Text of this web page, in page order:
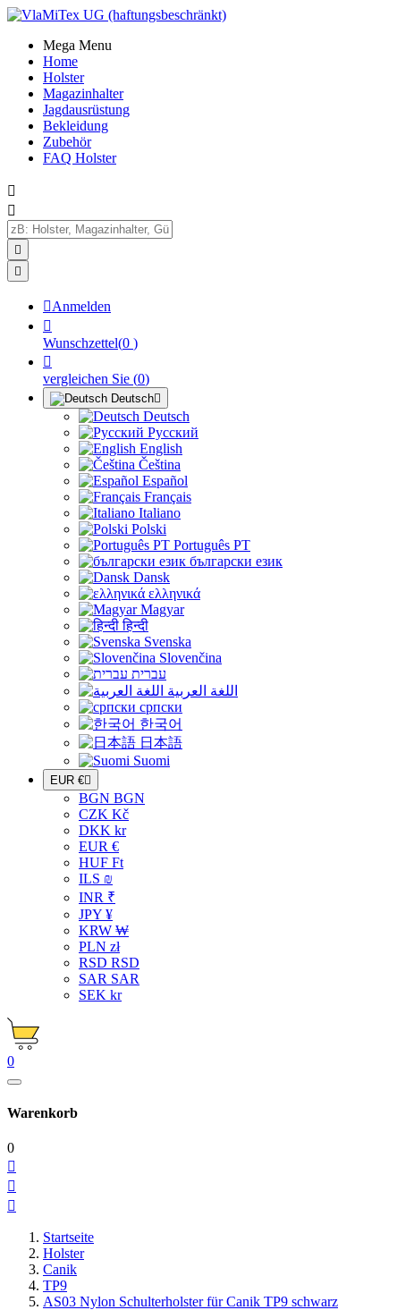
Mega Menu
Home
Holster
Magazinhalter
Jagdausrüstung
Bekleidung
Zubehör
FAQ Holster




Anmelden

Wunschzettel(0 )

vergleichen Sie (0)
Deutsch
Deutsch
Русский
English
Čeština
Español
Français
Italiano
Polski
Português PT
български език
Dansk
ελληνικά
Magyar
हिन्दी
Svenska
Slovenčina
עברית
اللغة العربية
српски
한국어
日本語
Suomi
EUR €
BGN BGN
CZK Kč
DKK kr
EUR €
HUF Ft
ILS ₪
INR ₹
JPY ¥
KRW ₩
PLN zł
RSD RSD
SAR SAR
SEK kr
0
Warenkorb
0



Startseite
Holster
Canik
TP9
AS03 Nylon Schulterholster für Canik TP9 schwarz